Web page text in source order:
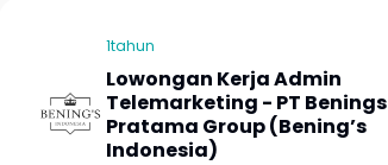
1tahun
Lowongan Kerja Admin
Telemarketing - PT Benings
Pratama Group (Bening’s
Indonesia)